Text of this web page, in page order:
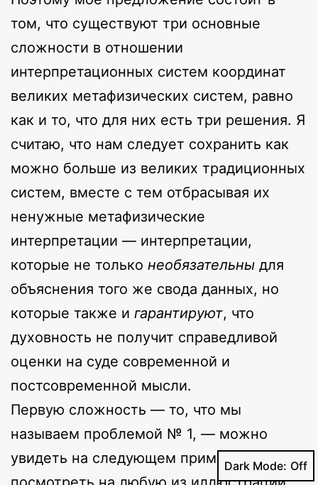
том, что существуют три основные
сложности в отношении
интерпретационных систем координат
великих метафизических систем, равно
как и то, что для них есть три решения. Я
считаю, что нам следует сохранить как
можно больше из великих традиционных
систем, вместе с тем отбрасывая их
ненужные метафизические
интерпретации — интерпретации,
которые не только необязательны для
объяснения того же свода данных, но
которые также и гарантируют, что
духовность не получит справедливой
оценки на суде современной и
постсовременной мысли.
Первую сложность — то, что мы
называем проблемой № 1, — можно
увидеть на следующем примере. Если
Dark Mode: